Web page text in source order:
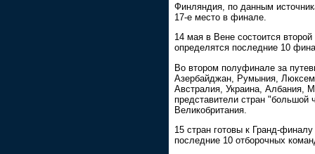
Финляндия, по данным
17-е место в финале.
14 мая в Вене состоится
определятся последние 10
Во втором полуфинале за
Азербайджан, Румыния,
Австралия, Украина, Албания,
представители стран
Великобритания.
15 стран готовы к Гранд-
последние 10 отборочных